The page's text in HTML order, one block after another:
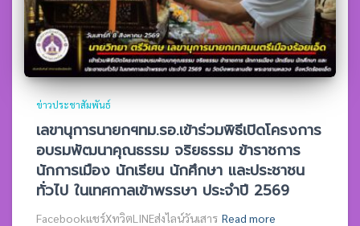
ข่าวประชาสัมพันธ์
เลขานุการนายกฯทม.รอ.เข้าร่วมพิธีเปิดโครงการ
อบรมพัฒนาคุณธรรม จริยธรรม ข้าราชการ
นักการเมือง นักเรียน นักศึกษา และประชาชน
ทั่วไป ในเทศกาลเข้าพรรษา ประจำปี 2569
Facebookแชร์XทวิตLINEส่งไลน์วันเสาร Read more